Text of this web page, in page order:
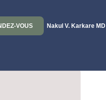
VOUS Nakul V. Karkare MD